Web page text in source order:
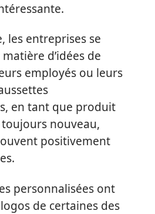
les entreprises se
d’idées de
employés ou leurs
en tant que produit
nouveau,
positivement
personnalisées ont
de certaines des